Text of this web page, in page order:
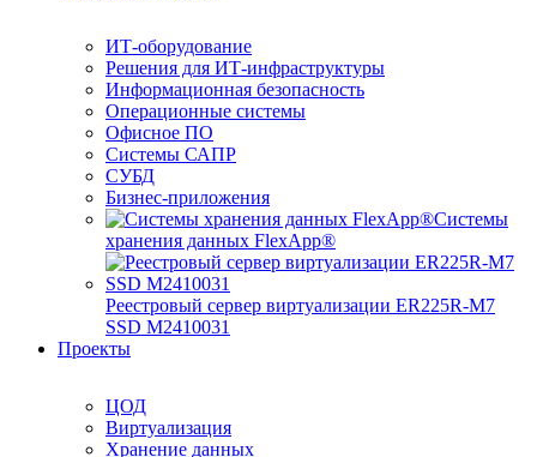
ИТ-оборудование
Решения для ИТ-инфраструктуры
Информационная безопасность
Операционные системы
Офисное ПО
Системы САПР
СУБД
Бизнес-приложения
Системы
хранения данных FlexApp®
Реестровый сервер виртуализации ER225R-M7
SSD М2410031
Проекты
ЦОД
Виртуализация
Хранение данных